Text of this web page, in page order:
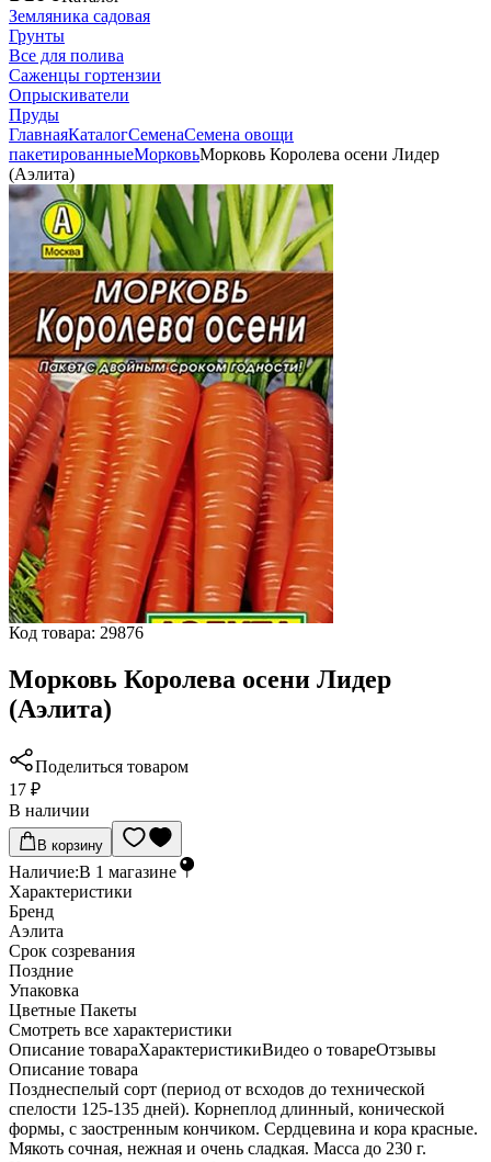
Земляника садовая
Грунты
Все для полива
Саженцы гортензии
Опрыскиватели
Пруды
ГлавнаяКаталогСеменаСемена овощи
пакетированныеМорковьМорковь Королева осени Лидер
(Аэлита)
Код товара: 29876
Морковь Королева осени Лидер
(Аэлита)
Поделиться товаром
17 ₽
В наличии
В корзину
Наличие:В 1 магазине
Характеристики
Бренд
Аэлита
Срок созревания
Поздние
Упаковка
Цветные Пакеты
Cмотреть все характеристики
Описание товараХарактеристикиВидео о товареОтзывы
Описание товара
Позднеспелый сорт (период от всходов до технической
спелости 125-135 дней). Корнеплод длинный, конической
формы, с заостренным кончиком. Сердцевина и кора красные.
Мякоть сочная, нежная и очень сладкая. Масса до 230 г.